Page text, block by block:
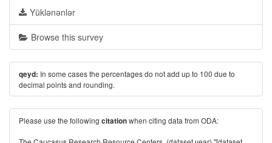
Yüklənənlər
Browse this survey
qeyd: In some cases the percentages do not add up to 100 due to
decimal points and rounding.
Please use the following citationwhen citing data from ODA: